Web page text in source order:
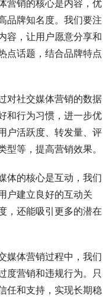
营销的核心是内容，优
品牌知名度。我们要注
容，让用户愿意分享和
点话题，结合品牌特点
对社交媒体营销的数据
和行为习惯，进一步优
户活跃度、转发量、评
等，提高营销效果。
体的核心是互动，我们
户建立良好的互动关
，还能吸引更多的潜在
媒体营销过程中，我们
度营销和违规行为。只
任和支持，实现长期稳